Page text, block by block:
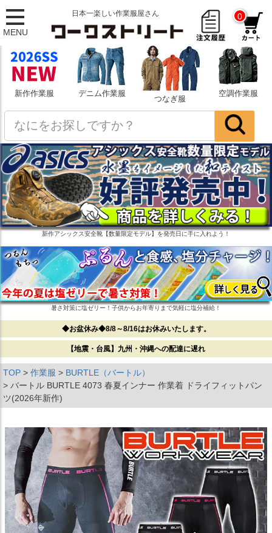
MENU
日本一楽しい作業服屋さん 0
新作作業服 デニム作業服
つなぎ服
空調作業服
新作アシックス安全靴【数量限定モデル】を発売日に手に入れよう！
暑さ対策に塩ゼリー！子供からお年寄りまで気軽に塩分補給！
◆お盆休み◆8/8～8/16はお休みいたします。
【地震・台風】九州・沖縄への配達に遅れ
TOP 作業服
BURTLE（バートル）
バートル BURTLE 4073 春夏インナー 作業着 ドライフィットパン
ツ(2026年新作)